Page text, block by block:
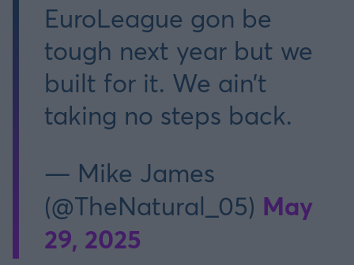
EuroLeague gon be
tough next year but we
built for it. We ain’t
taking no steps back.
— Mike James
(@TheNatural_05) May
29, 2025